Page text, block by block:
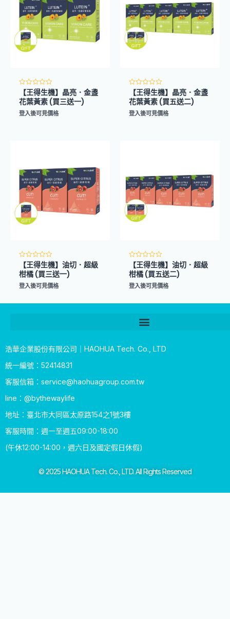
評
分
0
滿
分
【王得生機】晶亮．金盞
花葉黃素 (買三送一)
登入後可見價格
評
分
0
滿
分
【王得生機】晶亮．金盞
花葉黃素 (買五送二)
登入後可見價格
評
分
0
滿
分
【王得生機】油切．超級
柑橘 (買三送一)
登入後可見價格
評
分
0
滿
分
【王得生機】油切．超級
柑橘 (買五送二)
登入後可見價格
浩華企業股份有限公司｜HAOHUA Tech. Co., LTD
統一編號：52414831
客服信箱： service@haohuagroup.com.tw
line：@bythewaylife
地址：臺北市大同區太原路154之1號3樓
客服時間：週一至週五09:00-18:00
(午休12:00-14:00，週六日及國定假日休假)
© 2025 HAOHUA Tech. Co., LTD. All Rights Reserved